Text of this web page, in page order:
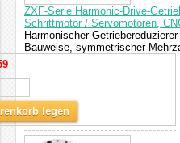
ZXF-Serie Harmonic-Drive-
Schrittmotor / Servomotoren,
Harmonischer
Bauweise, symmetrischer
legen